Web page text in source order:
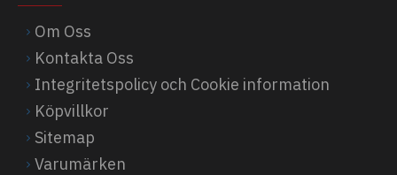
Om Oss
Kontakta Oss
Integritetspolicy och Cookie information
Köpvillkor
Sitemap
Varumärken